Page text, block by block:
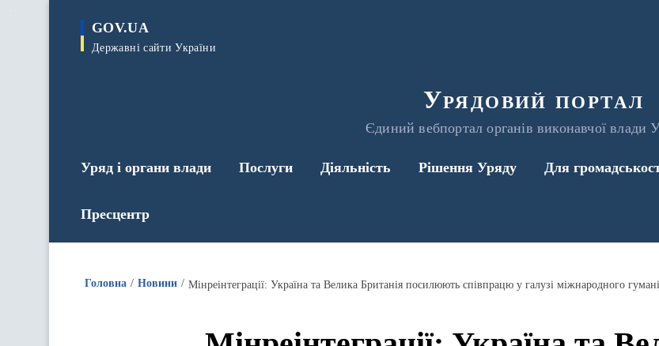
GOV.UA
Державні сайти України
Урядовий портал
Єдиний вебпортал органів виконавчої влади
Уряд і органи влади Послуги Діяльність Рішення Уряду Для
Пресцентр
Головна Новини Мінреінтеграції: Україна та Велика Британія посилюють співпрацю у галузі міжнародного